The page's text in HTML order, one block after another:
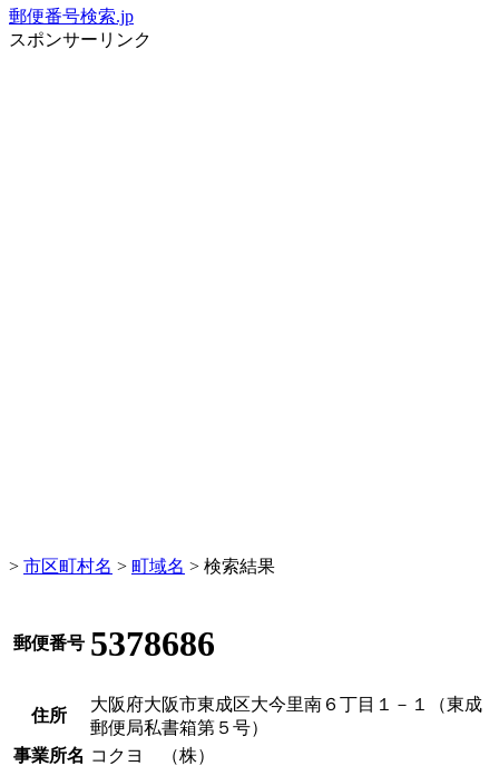
郵便番号検索.jp
スポンサーリンク
> 市区町村名 > 町域名 > 検索結果
郵便番号 5378686
住所
大阪府大阪市東成区大今里南６丁目１－１（東成
郵便局私書箱第５号）
事業所名 コクヨ （株）